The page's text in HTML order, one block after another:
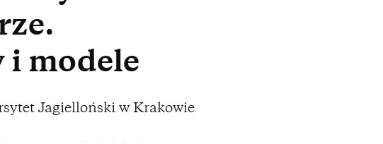
i modele
Jagielloński w Krakowie